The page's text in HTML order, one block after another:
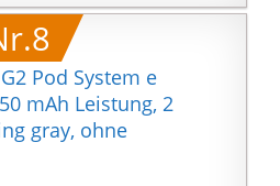
&
direkte
(DL)
1 Nord
DL Coil 0,6 Ohm
1 Nord
Pod System e
mAh Leistung, 2
gray, ohne